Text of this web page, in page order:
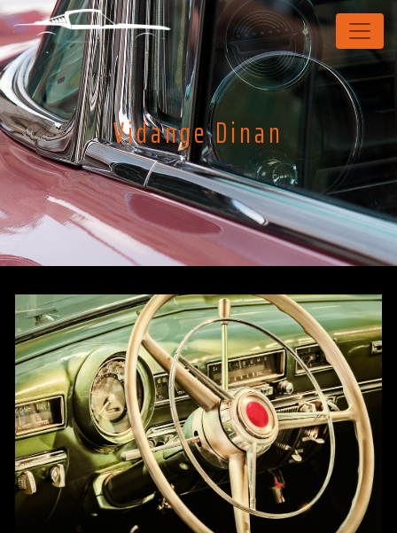
Panneau de gestion des cookies
Vidange Dinan